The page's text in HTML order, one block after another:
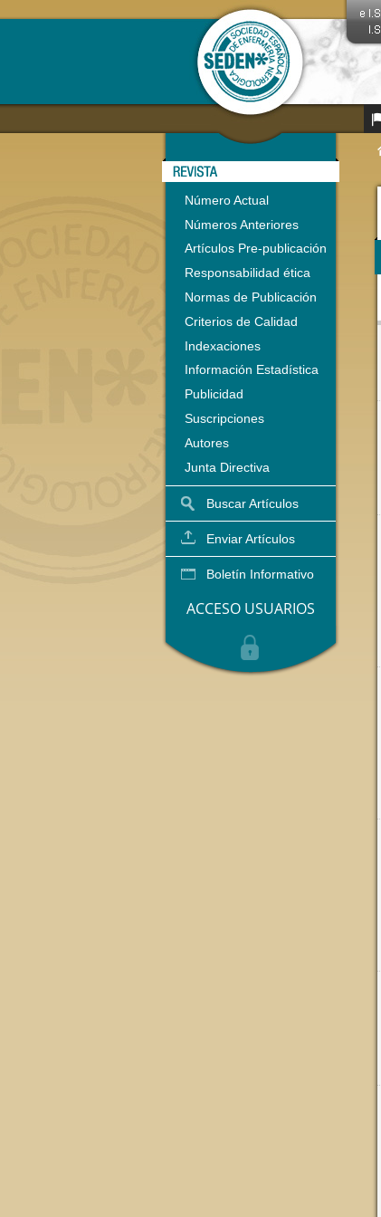
Número Actual
Números Anteriores
Artículos Pre-publicación
Responsabilidad ética
Normas de Publicación
Criterios de Calidad
Indexaciones
Información Estadística
Publicidad
Suscripciones
Autores
Junta Directiva
Buscar Artículos
Enviar Artículos
Boletín Informativo
ACCESO USUARIOS